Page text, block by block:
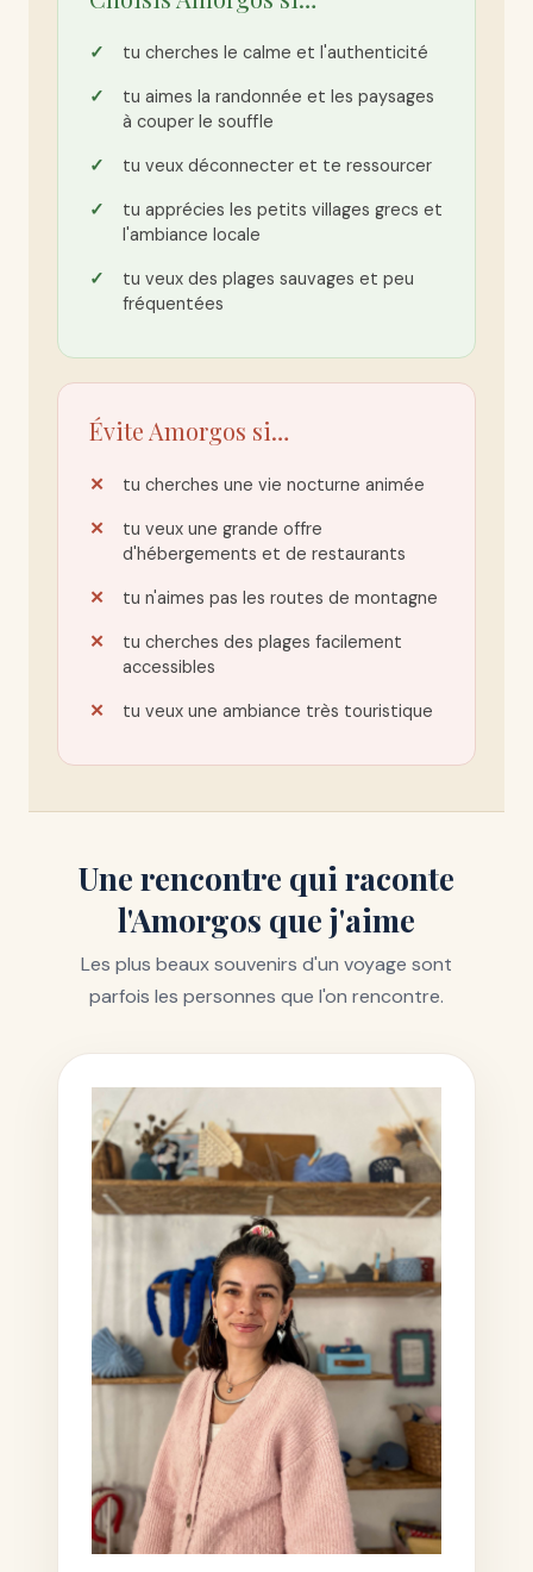
tu cherches le calme et l'authenticité
tu aimes la randonnée et les paysages
à couper le souffle
tu veux déconnecter et te ressourcer
tu apprécies les petits villages grecs et
l'ambiance locale
tu veux des plages sauvages et peu
fréquentées
Évite Amorgos si…
tu cherches une vie nocturne animée
tu veux une grande offre
d'hébergements et de restaurants
tu n'aimes pas les routes de montagne
tu cherches des plages facilement
accessibles
tu veux une ambiance très touristique
Une rencontre qui raconte
l'Amorgos que j'aime
Les plus beaux souvenirs d'un voyage sont
parfois les personnes que l'on rencontre.